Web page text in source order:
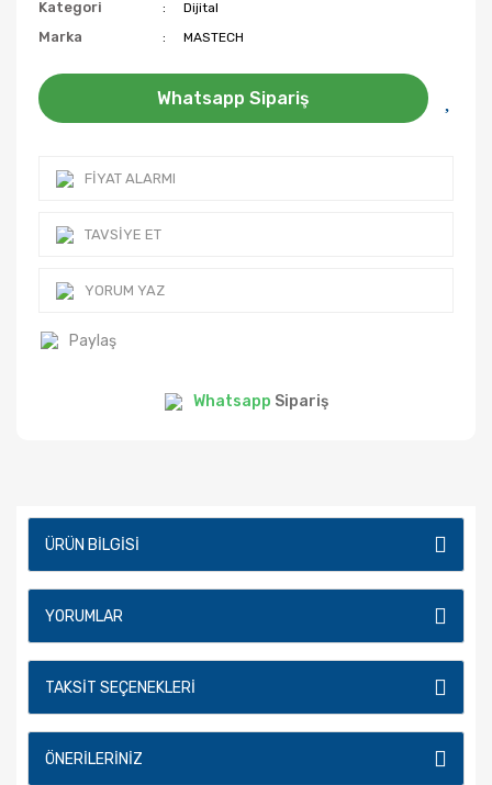
Kategori Dijital
Marka MASTECH
Whatsapp Sipariş
FIYAT ALARMI
TAVSIYE ET
YORUM YAZ
Paylaş
Whatsapp Sipariş
ÜRÜN BILGISI
YORUMLAR
TAKSIT SEÇENEKLERI
ÖNERILERINIZ